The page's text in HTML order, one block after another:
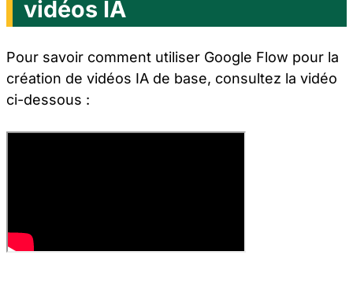
vidéos IA
Pour savoir comment utiliser Google Flow pour la
création de vidéos IA de base, consultez la vidéo
ci-dessous :